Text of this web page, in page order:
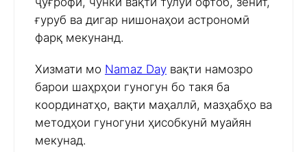
ғуруб ва дигар нишонаҳои астрономӣ
фарқ мекунанд.
Хизмати мо Namaz Day вақти намозро
барои шаҳрҳои гуногун бо такя ба
координатҳо, вақти маҳаллӣ, мазҳабҳо ва
методҳои гуногуни ҳисобкунӣ муайян
мекунад.